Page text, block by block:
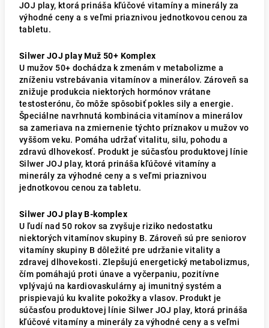
JOJ play, ktorá prináša kľúčové vitamíny a minerály za
výhodné ceny a s veľmi priaznivou jednotkovou cenou za
tabletu.
Silwer JOJ play Muž 50+ Komplex
U mužov 50+ dochádza k zmenám v metabolizme a
zníženiu vstrebávania vitamínov a minerálov. Zároveň sa
znižuje produkcia niektorých hormónov vrátane
testosterónu, čo môže spôsobiť pokles sily a energie.
Špeciálne navrhnutá kombinácia vitamínov a minerálov
sa zameriava na zmiernenie týchto príznakov u mužov vo
vyššom veku. Pomáha udržať vitalitu, silu, pohodu a
zdravú dlhovekosť. Produkt je súčasťou produktovej línie
Silwer JOJ play, ktorá prináša kľúčové vitamíny a
minerály za výhodné ceny a s veľmi priaznivou
jednotkovou cenou za tabletu.
Silwer JOJ play B-komplex
U ľudí nad 50 rokov sa zvyšuje riziko nedostatku
niektorých vitamínov skupiny B. Zároveň sú pre seniorov
vitamíny skupiny B dôležité pre udržanie vitality a
zdravej dlhovekosti. Zlepšujú energetický metabolizmus,
čím pomáhajú proti únave a vyčerpaniu, pozitívne
vplývajú na kardiovaskulárny aj imunitný systém a
prispievajú ku kvalite pokožky a vlasov. Produkt je
súčasťou produktovej línie Silwer JOJ play, ktorá prináša
kľúčové vitamíny a minerály za výhodné ceny a s veľmi